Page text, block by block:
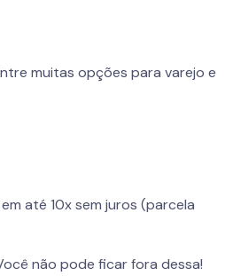
muitas opções para varejo e
até 10x sem juros (parcela
não pode ficar fora dessa!